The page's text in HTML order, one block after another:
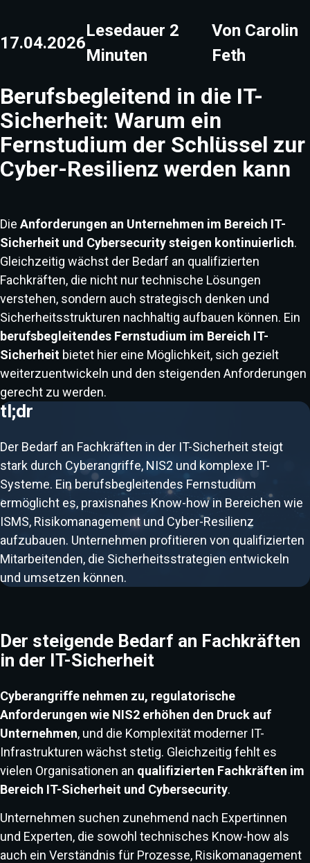
17.04.2026
Lesedauer 2
Minuten
Von Carolin
Feth
Berufsbegleitend in die IT-
Sicherheit: Warum ein
Fernstudium der Schlüssel zur
Cyber-Resilienz werden kann
Die Anforderungen an Unternehmen im Bereich IT-
Sicherheit und Cybersecurity steigen kontinuierlich.
Gleichzeitig wächst der Bedarf an qualifizierten
Fachkräften, die nicht nur technische Lösungen
verstehen, sondern auch strategisch denken und
Sicherheitsstrukturen nachhaltig aufbauen können. Ein
berufsbegleitendes Fernstudium im Bereich IT-
Sicherheit bietet hier eine Möglichkeit, sich gezielt
weiterzuentwickeln und den steigenden Anforderungen
gerecht zu werden.
tl;dr
Der Bedarf an Fachkräften in der IT-Sicherheit steigt
stark durch Cyberangriffe, NIS2 und komplexe IT-
Systeme. Ein berufsbegleitendes Fernstudium
ermöglicht es, praxisnahes Know-how in Bereichen wie
ISMS, Risikomanagement und Cyber-Resilienz
aufzubauen. Unternehmen profitieren von qualifizierten
Mitarbeitenden, die Sicherheitsstrategien entwickeln
und umsetzen können.
Der steigende Bedarf an Fachkräften
in der IT-Sicherheit
Cyberangriffe nehmen zu, regulatorische
Anforderungen wie NIS2 erhöhen den Druck auf
Unternehmen, und die Komplexität moderner IT-
Infrastrukturen wächst stetig. Gleichzeitig fehlt es
vielen Organisationen an qualifizierten Fachkräften im
Bereich IT-Sicherheit und Cybersecurity.
Unternehmen suchen zunehmend nach Expertinnen
und Experten, die sowohl technisches Know-how als
auch ein Verständnis für Prozesse, Risikomanagement